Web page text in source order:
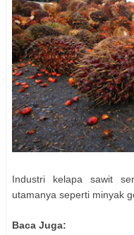
Industri kelapa sawit
utamanya seperti minyak
Baca Juga: